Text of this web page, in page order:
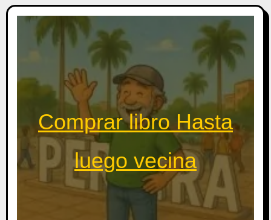
Comprar libro Hasta
luego vecina